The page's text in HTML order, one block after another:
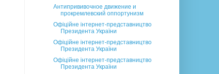
Антипрививочное движение и
прокремлевский оппортунизм
Офіційне інтернет-представництво
Президента України
Офіційне інтернет-представництво
Президента України
Офіційне інтернет-представництво
Президента України